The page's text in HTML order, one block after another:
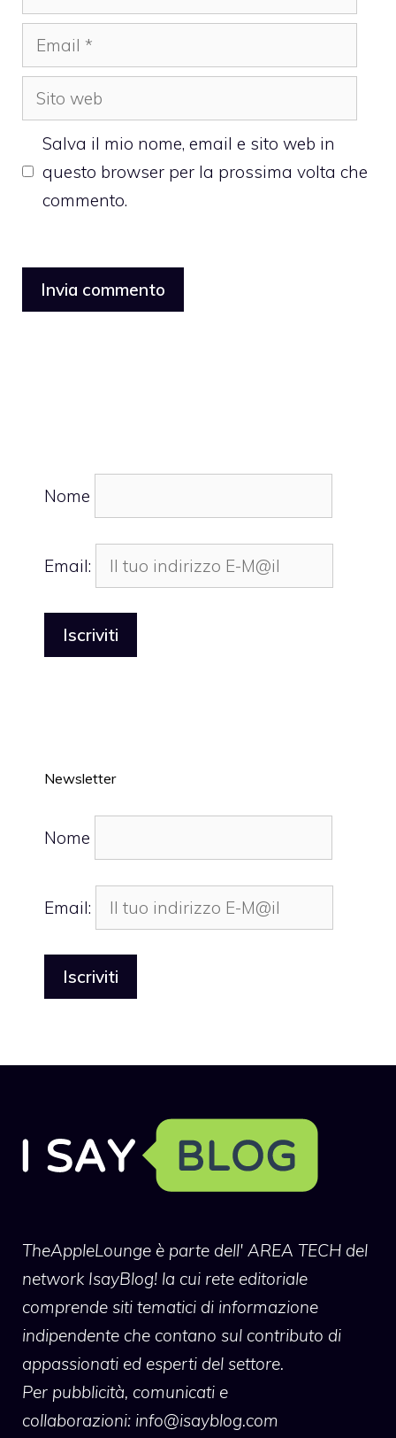
Email
Sito
web
Salva il mio nome, email e sito web in
questo browser per la prossima volta che
commento.
Nome
Email:
Newsletter
Nome
Email:
TheAppleLounge è parte dell' AREA TECH del
network IsayBlog! la cui rete editoriale
comprende siti tematici di informazione
indipendente che contano sul contributo di
appassionati ed esperti del settore.
Per pubblicità, comunicati e
collaborazioni: info@isayblog.com